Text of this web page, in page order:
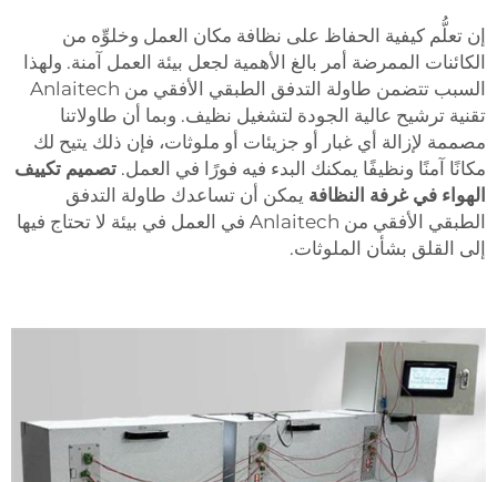
إن تعلُّم كيفية الحفاظ على نظافة مكان العمل وخلوِّه من
الكائنات الممرضة أمر بالغ الأهمية لجعل بيئة العمل آمنة. ولهذا
السبب تتضمن طاولة التدفق الطبقي الأفقي من Anlaitech
تقنية ترشيح عالية الجودة لتشغيل نظيف. وبما أن طاولاتنا
مصممة لإزالة أي غبار أو جزيئات أو ملوثات، فإن ذلك يتيح لك
مكانًا آمنًا ونظيفًا يمكنك البدء فيه فورًا في العمل. تصميم تكييف
الهواء في غرفة النظافة يمكن أن تساعدك طاولة التدفق
الطبقي الأفقي من Anlaitech في العمل في بيئة لا تحتاج فيها
إلى القلق بشأن الملوثات.